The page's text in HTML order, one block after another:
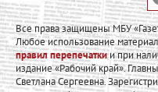
Все права защищены МБУ
Любое использование
правил перепечаткии при
издание «Рабочий край».
Светлана Сергеевна.